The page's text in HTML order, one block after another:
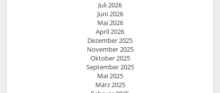
Juli 2026
Juni 2026
Mai 2026
April 2026
Dezember 2025
November 2025
Oktober 2025
September 2025
Mai 2025
März 2025